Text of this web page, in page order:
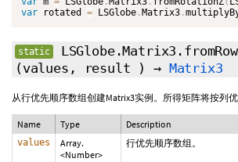
var rotated = LSGlobe . Matrix3 .
static
(values,
result ) → Matrix3
从行优先顺序数组创建Matrix3实例。所得矩阵将按列优
Name Type Description
values
Array.
<Number>
行优先顺序数组。